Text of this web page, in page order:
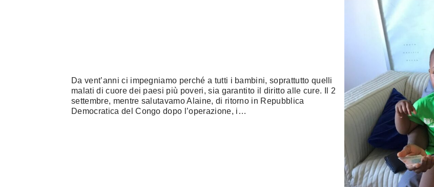
Da vent’anni ci impegniamo perché a tutti i bambini, soprattutto quelli
malati di cuore dei paesi più poveri, sia garantito il diritto alle cure. Il 2
settembre, mentre salutavamo Alaine, di ritorno in Repubblica
Democratica del Congo dopo l’operazione, i…